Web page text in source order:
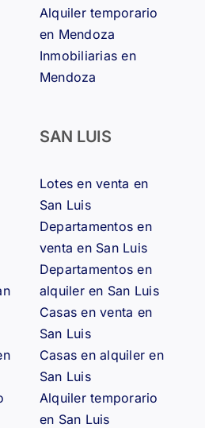
Alquiler temporario
en Mendoza
Inmobiliarias en
Mendoza
SAN LUIS
Lotes en venta en
San Luis
Departamentos en
venta en San Luis
Departamentos en
alquiler en San Luis
Casas en venta en
San Luis
Casas en alquiler en
San Luis
Alquiler temporario
en San Luis